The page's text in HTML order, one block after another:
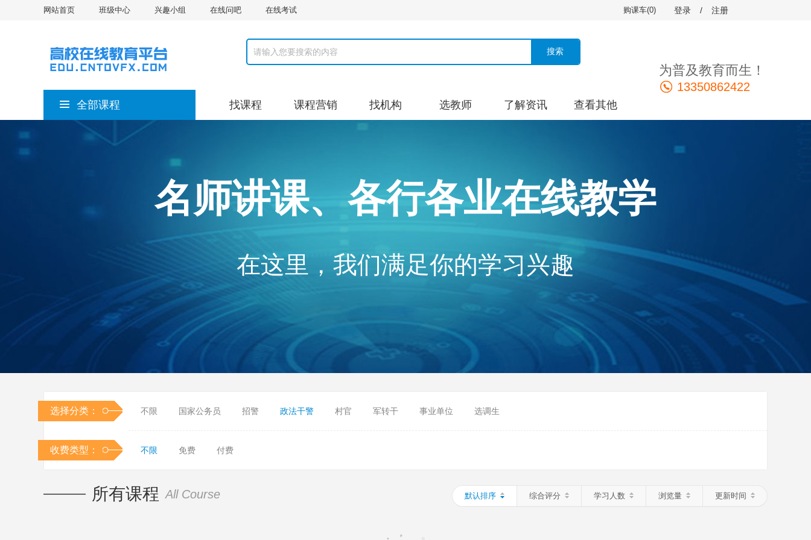
网站首页 班级中心 兴趣小组 在线问吧 在线考试 登录 / 注册
购课车(0)
为普及教育而生！
13350862422
全部课程 找课程 课程营销 找机构 选教师 了解资讯 查看其他
名师讲课、各行各业在线教学
在这里，我们满足你的学习兴趣
选择分类： 不限 国家公务员 招警 政法干警 村官 军转干 事业单位 选调生
收费类型： 不限 免费 付费
默认排序 综合评分 学习人数 浏览量 更新时间
所有课程 All Course